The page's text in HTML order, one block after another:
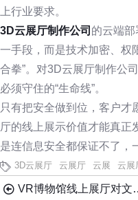
上行业要求。
3D云展厅制作公司 的云端
一手段，而是技术加密、权
合拳”。对3D云展厅制作公
必须守住的“生命线”。
只有把安全做到位，客户才
厅的线上展示价值才能真正
是连信息安全都保证不了，
3D云展厅 云展厅 云展 云展
VR博物馆线上